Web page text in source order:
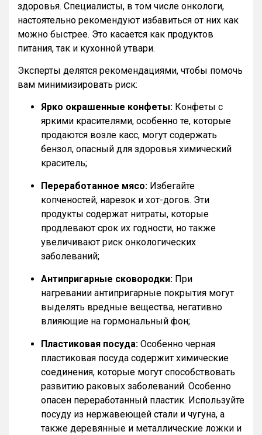
здоровья. Специалисты, в том числе онкологи,
настоятельно рекомендуют избавиться от них как
можно быстрее. Это касается как продуктов
питания, так и кухонной утвари.
Эксперты делятся рекомендациями, чтобы помочь
вам минимизировать риск:
Ярко окрашенные конфеты: Конфеты с
яркими красителями, особенно те, которые
продаются возле касс, могут содержать
бензол, опасный для здоровья химический
краситель;
Переработанное мясо: Избегайте
копченостей, нарезок и хот-догов. Эти
продукты содержат нитраты, которые
продлевают срок их годности, но также
увеличивают риск онкологических
заболеваний;
Антипригарные сковородки: При
нагревании антипригарные покрытия могут
выделять вредные вещества, негативно
влияющие на гормональный фон;
Пластиковая посуда: Особенно черная
пластиковая посуда содержит химические
соединения, которые могут способствовать
развитию раковых заболеваний. Особенно
опасен переработанный пластик. Используйте
посуду из нержавеющей стали и чугуна, а
также деревянные и металлические ложки и